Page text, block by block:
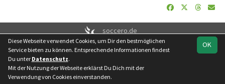
soccero.de
© 2006 - 2026
Besucherstatistik Geburtstage Impressum
Datenschutz
Kontakt
OK
Diese Webseite verwendet Cookies, um Dir den bestmöglichen
Service bieten zu können. Entsprechende Informationen findest
Du unter Datenschutz.
Mit der Nutzung der Webseite erklärst Du Dich mit der
Verwendung von Cookies einverstanden.